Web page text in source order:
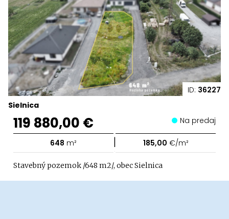
ID: 36227
Sielnica
119 880,00 € Na predaj
648 m² | 185,00 €/m²
Stavebný pozemok /648 m2/, obec Sielnica